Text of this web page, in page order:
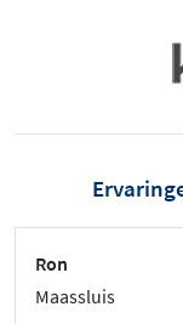
Ron
Maassluis